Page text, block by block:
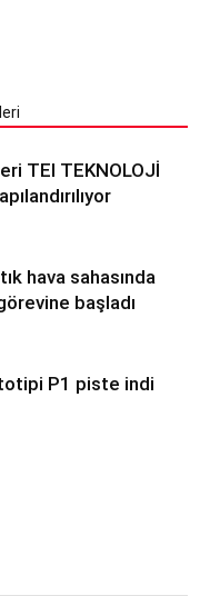
TEI TEKNOLOJİ
hava sahasında
başladı
P1 piste indi